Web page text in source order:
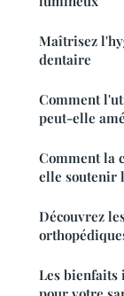
Maîtrisez
dentaire
Comment
peut-elle
Comment la
elle soutenir
Découvrez
Les bienfaits